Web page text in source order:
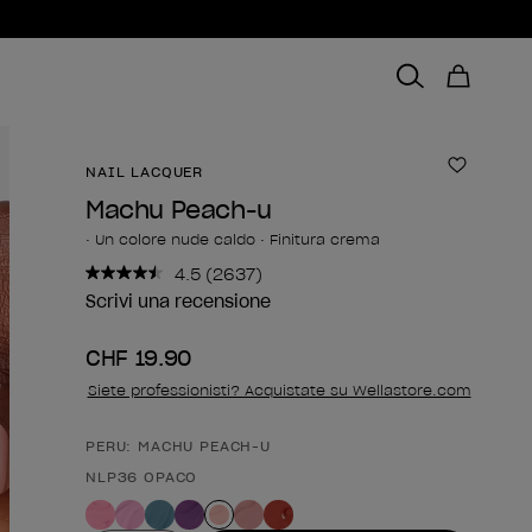
NAIL LACQUER
Machu Peach-u
• Un colore nude caldo • Finitura crema
4.5 Leggi
2637
pagina.
(2637)
Scrivi una recensione
CHF 19.90
Siete professionisti? Acquistate su Wellastore.com
Forma del prodotto
PERU: MACHU PEACH-U
NLP36 OPACO